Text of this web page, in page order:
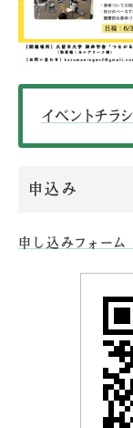
イベントチラシ
申込み
申し込みフォーム